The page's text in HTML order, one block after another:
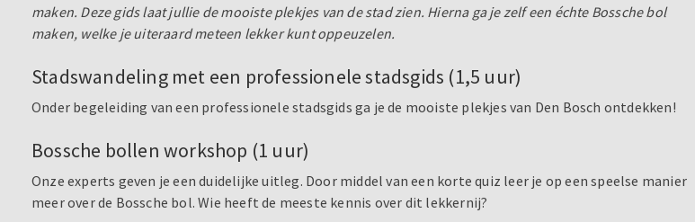
maken. Deze gids laat jullie de mooiste plekjes van de stad zien. Hierna ga je zelf een échte Bossche bol
maken, welke je uiteraard meteen lekker kunt oppeuzelen.
Stadswandeling met een professionele stadsgids (1,5 uur)
Onder begeleiding van een professionele stadsgids ga je de mooiste plekjes van Den Bosch ontdekken!
Bossche bollen workshop (1 uur)
Onze experts geven je een duidelijke uitleg. Door middel van een korte quiz leer je op een speelse manier
meer over de Bossche bol. Wie heeft de meeste kennis over dit lekkernij?